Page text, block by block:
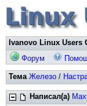
Ivanovo Linux Users
Форум
Тема Железо /
Написал(а)